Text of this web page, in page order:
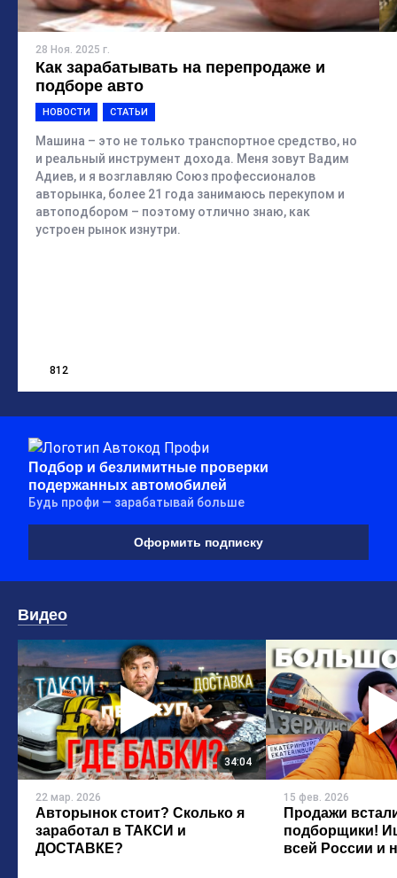
28 Ноя. 2025 г.
Как зарабатывать на перепродаже и
подборе авто
НОВОСТИ СТАТЬИ
Машина – это не только транспортное средство, но
и реальный инструмент дохода. Меня зовут Вадим
Адиев, и я возглавляю Союз профессионалов
авторынка, более 21 года занимаюсь перекупом и
автоподбором – поэтому отлично знаю, как
устроен рынок изнутри.
812
Подбор и безлимитные проверки
подержанных автомобилей
Будь профи — зарабатывай больше
Оформить подписку
Видео
34:04
22 мар. 2026
Авторынок стоит? Сколько я
заработал в ТАКСИ и
ДОСТАВКЕ?
15 фев. 2026
Продажи
подборщики!
всей России и